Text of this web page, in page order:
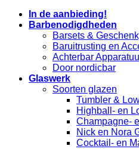
In de aanbieding!
Barbenodigdheden
Barsets &
Baruitrusting en
Achterbar
Door nordicbar
Glaswerk
Soorten glazen
Tumbler &
Highball- en
Champagne-
Nick en Nora
Cocktail- en